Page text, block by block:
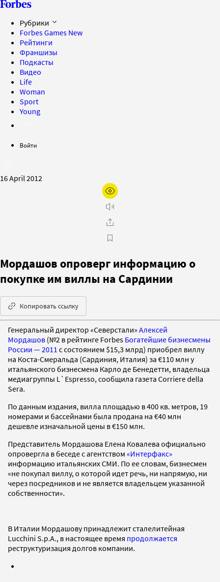
Рубрики
Forbes Games New
Рейтинги
Франшизы
Подкасты
Видео
Life
Woman
Sport
Young
Войти
16 April 2012
Мордашов опроверг информацию о
покупке им виллы на Сардинии
Копировать ссылку
Генеральный директор «Северстали» Алексей
Мордашов (№2 в рейтинге Forbes Богатейшие бизнесмены
России — 2011 с состоянием $15,3 млрд) приобрел виллу
на Коста-Смеральда (Сардиния, Италия) за €110 млн у
итальянского бизнесмена Карло де Бенедетти, владельца
медиагруппы L`Espresso, сообщила газета Corriere della
Sera.
По данным издания, вилла площадью в 400 кв. метров, 19
номерами и бассейнами была продана на €40 млн
дешевле изначальной цены в €150 млн.
Представитель Мордашова Елена Ковалева официально
опровергла в беседе с агентством «Интерфакс»
информацию итальянских СМИ. По ее словам, бизнесмен
«не покупал виллу, о которой идет речь, ни напрямую, ни
через посредников и не является владельцем указанной
собственности».
В Италии Мордашову принадлежит сталелитейная
Lucchini S.p.A., в настоящее время продолжается
реструктуризация долгов компании.